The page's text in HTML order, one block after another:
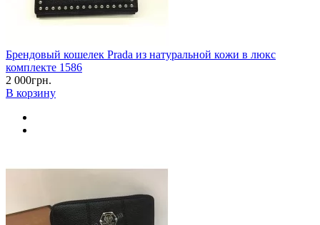
Брендовый кошелек Prada из натуральной кожи в люкс
комплекте 1586
2 000грн.
В корзину